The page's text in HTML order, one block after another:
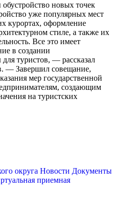
новых точек
уже популярных мест
курортах, оформление
стиле, а также их
Все это имеет
в создании
туристов, — рассказал
— Завершил совещание,
мер государственной
создающим
на туристских
округа Новости Документы
приемная